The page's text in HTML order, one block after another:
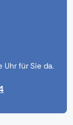
Uhr für Sie da.